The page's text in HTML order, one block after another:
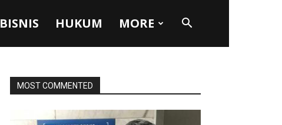
BISNIS HUKUM MORE
MOST COMMENTED